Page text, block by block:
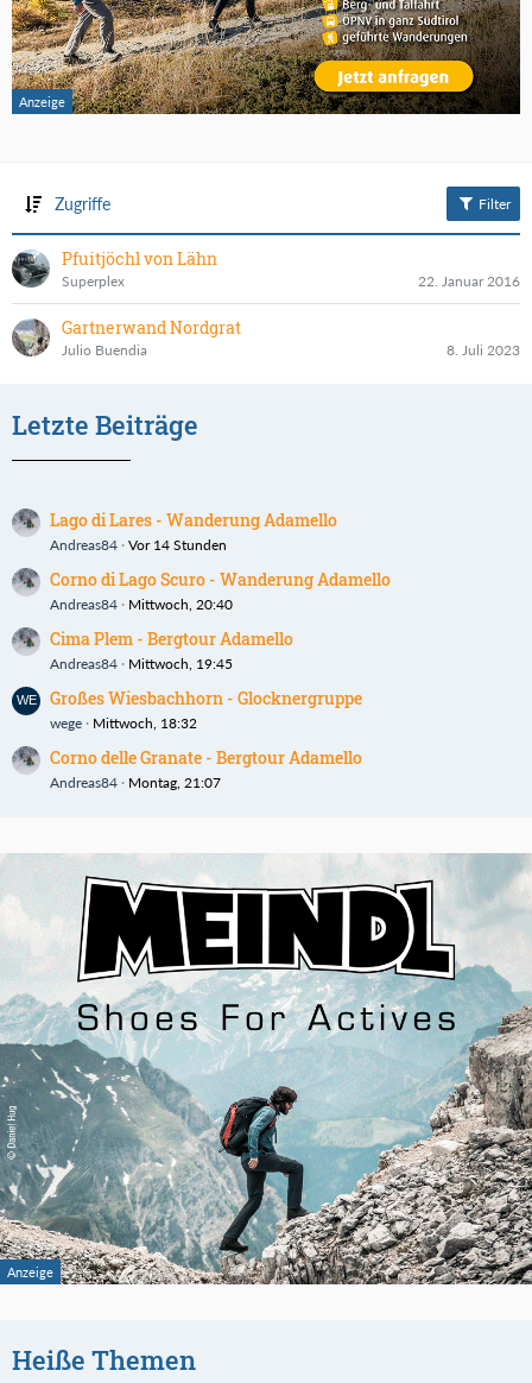
Zugriffe Filter
Pfuitjöchl von Lähn
Superplex 22. Januar 2016
Gartnerwand Nordgrat
Julio Buendia 8. Juli 2023
Letzte Beiträge
Lago di Lares - Wanderung Adamello
Andreas84 Vor 14 Stunden
Corno di Lago Scuro - Wanderung Adamello
Andreas84 Mittwoch, 20:40
Cima Plem - Bergtour Adamello
Andreas84 Mittwoch, 19:45
Großes Wiesbachhorn - Glocknergruppe
wege Mittwoch, 18:32
Corno delle Granate - Bergtour Adamello
Andreas84 Montag, 21:07
Heiße Themen